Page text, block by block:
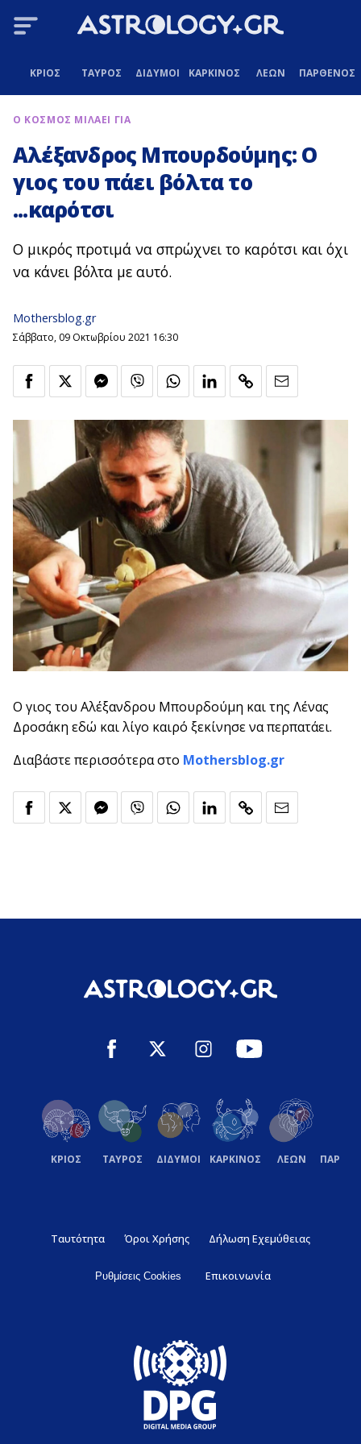
ΚΡΙΟΣ ΤΑΥΡΟΣ ΔΙΔΥΜΟΙ ΚΑΡΚΙΝΟΣ ΛΕΩΝ ΠΑΡΘΕΝΟΣ
Ο ΚΟΣΜΟΣ ΜΙΛΑΕΙ ΓΙΑ
Αλέξανδρος Μπουρδούμης: Ο
γιος του πάει βόλτα το
...καρότσι
Ο μικρός προτιμά να σπρώχνει το καρότσι και όχι
να κάνει βόλτα με αυτό.
Mothersblog.gr
Σάββατο, 09 Οκτωβρίου 2021 16:30
Ο γιος του Αλέξανδρου Μπουρδούμη και της Λένας
Δροσάκη εδώ και λίγο καιρό ξεκίνησε να περπατάει.
Διαβάστε περισσότερα στο Mothersblog.gr
ΚΡΙΟΣ ΤΑΥΡΟΣ ΔΙΔΥΜΟΙ ΚΑΡΚΙΝΟΣ ΛΕΩΝ
Ταυτότητα Όροι Χρήσης Δήλωση Εχεμύθειας
Ρυθμίσεις Cookies Επικοινωνία